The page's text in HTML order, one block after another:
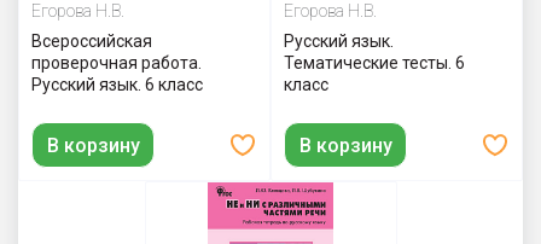
Егорова Н.В.
Всероссийская
проверочная работа.
Русский язык. 6 класс
В корзину
Егорова Н.В.
Русский язык.
Тематические тесты. 6
класс
В корзину